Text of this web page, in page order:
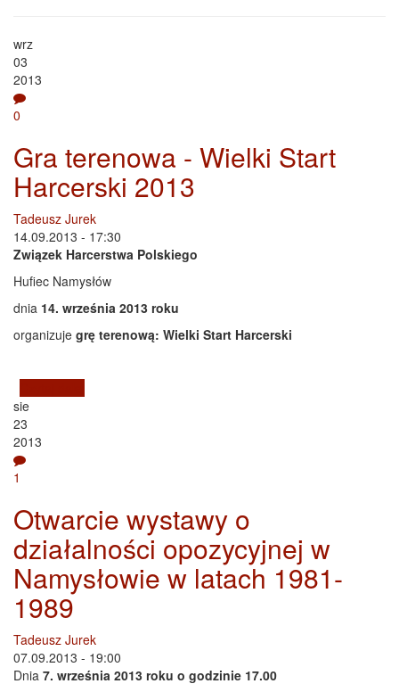
wrz
03
2013
0
Gra terenowa - Wielki Start
Harcerski 2013
Tadeusz Jurek
14.09.2013 - 17:30
Związek Harcerstwa Polskiego
Hufiec Namysłów
dnia 14. września 2013 roku
organizuje grę terenową: Wielki Start Harcerski
sie
23
2013
1
Otwarcie wystawy o
działalności opozycyjnej w
Namysłowie w latach 1981-
1989
Tadeusz Jurek
07.09.2013 - 19:00
Dnia 7. września 2013 roku o godzinie 17.00